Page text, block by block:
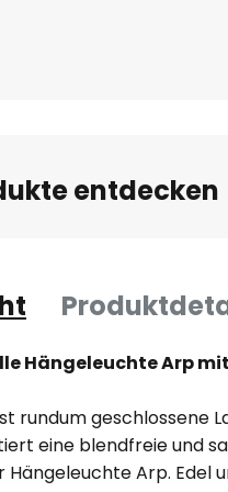
entdecken
Hängeleuchte Arp
rundum geschlossene
eine blendfreie und
Hängeleuchte Arp. Edel